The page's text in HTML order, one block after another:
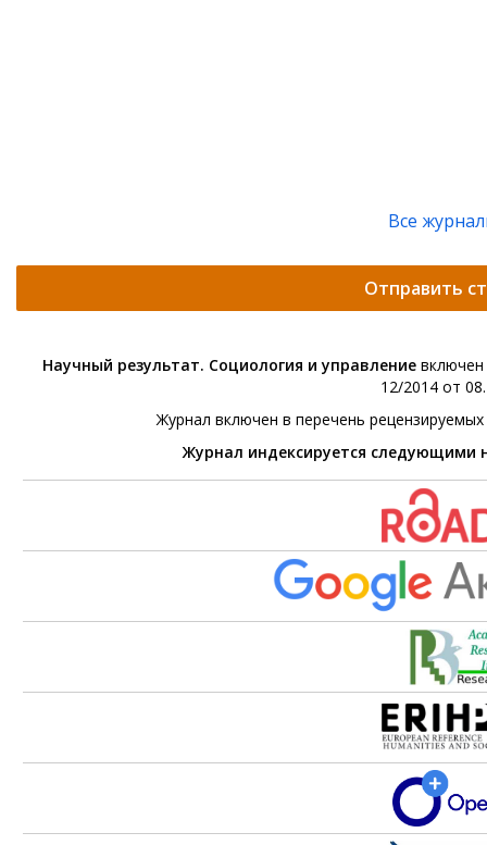
Все
Отправить
Научный результат. Социология и управление
12/2014 от
Журнал включен в перечень
Журнал индексируется